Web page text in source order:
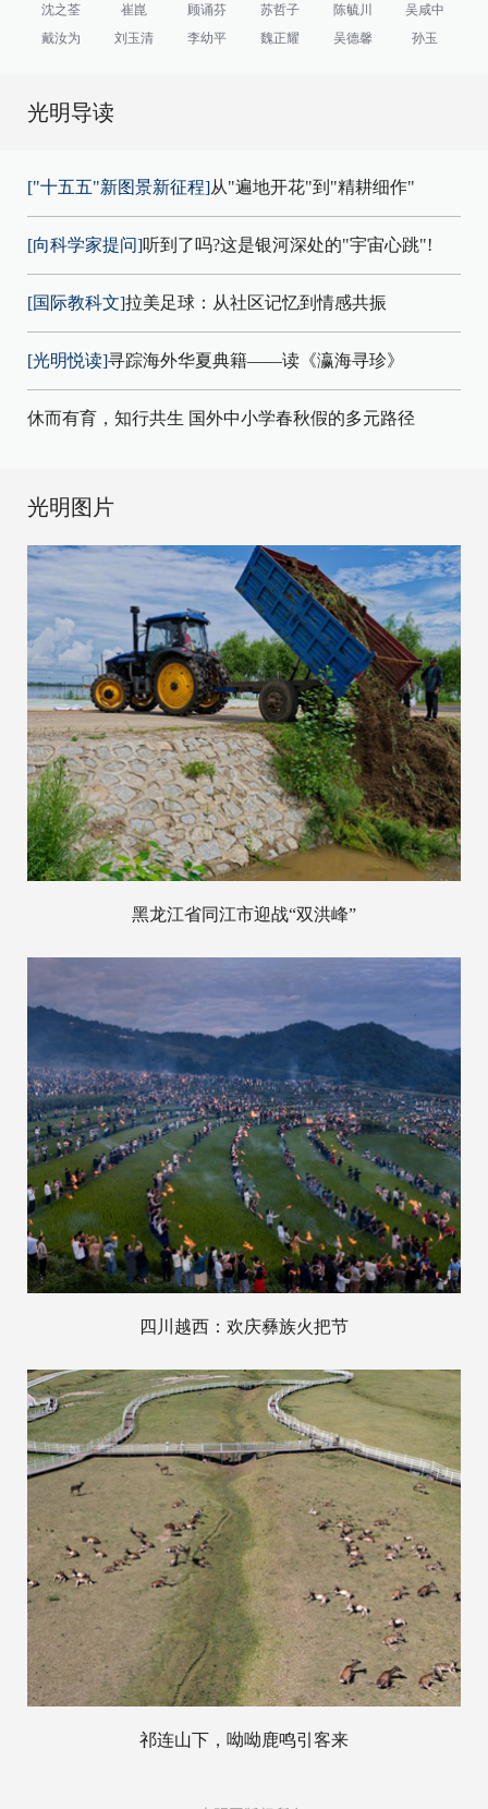
沈之荃 崔崑 顾诵芬 苏哲子 陈毓川
吴咸中
戴汝为
刘玉清 李幼平 魏正耀 吴德馨 孙玉
光明导读
["十五五"新图景新征程]从"遍地开花"到"精耕细作"
[向科学家提问]听到了吗?这是银河深处的"宇宙心跳"!
[国际教科文]拉美足球：从社区记忆到情感共振
[光明悦读]寻踪海外华夏典籍——读《瀛海寻珍》
休而有育，知行共生 国外中小学春秋假的多元路径
光明图片
黑龙江省同江市迎战“双洪峰”
四川越西：欢庆彝族火把节
祁连山下，呦呦鹿鸣引客来